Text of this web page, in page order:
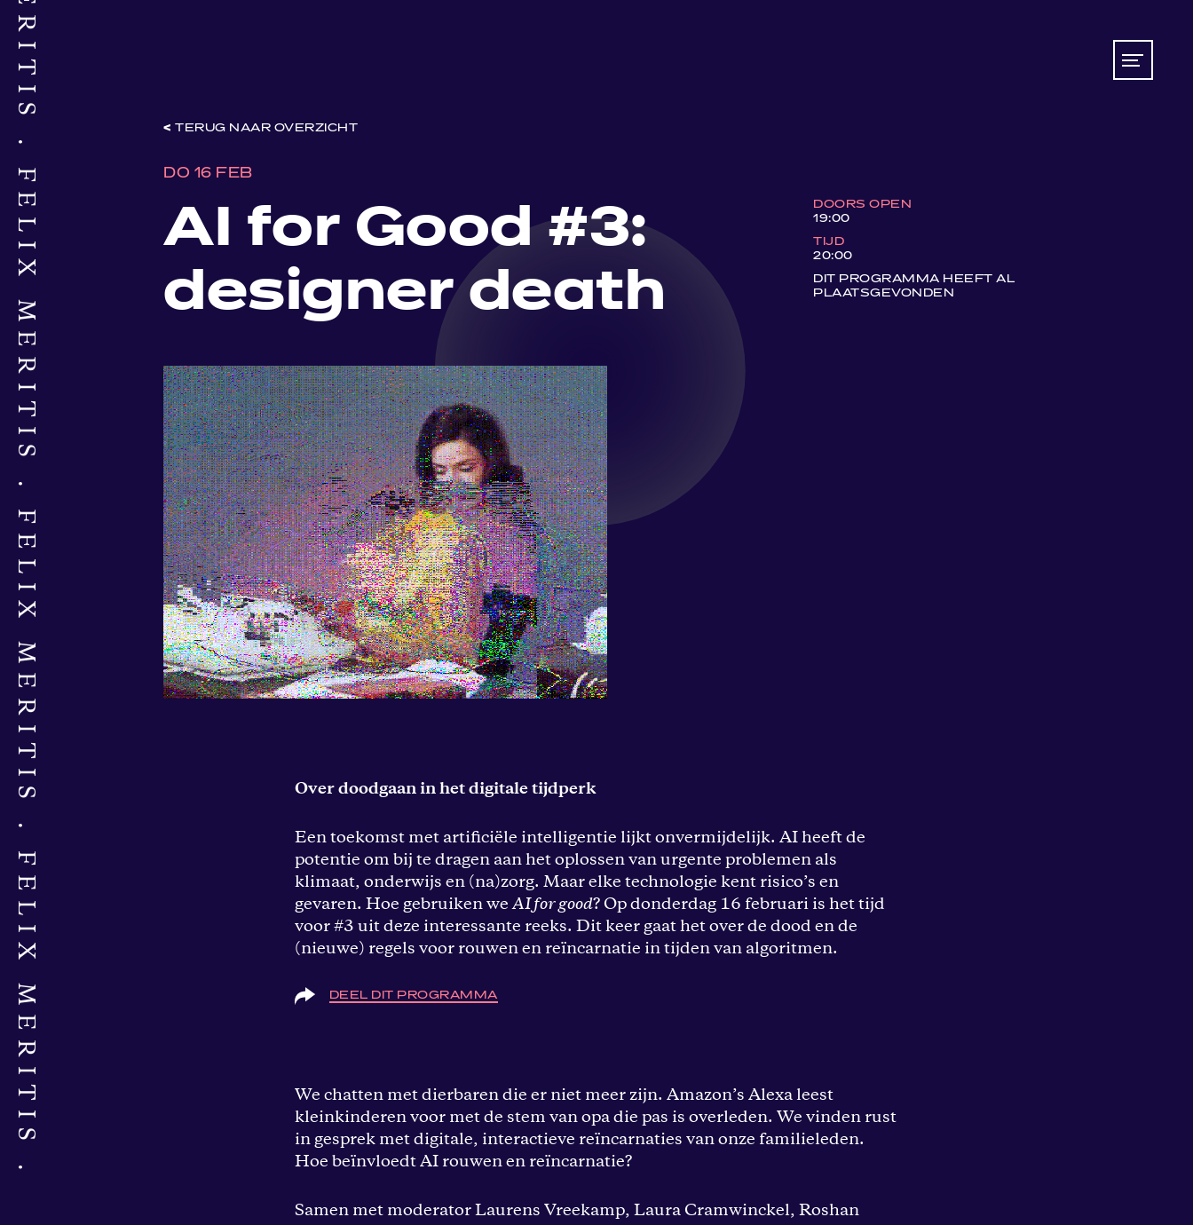
FELIX MERITIS
FELIX MERITIS
FELIX MERITIS
TERUG NAAR OVERZICHT
DO 16 FEB
AI for Good #3:
designer death
DOORS OPEN
19:00
TIJD
20:00
DIT PROGRAMMA HEEFT AL
PLAATSGEVONDEN
Over doodgaan in het digitale tijdperk
Een toekomst met artificiële intelligentie lijkt onvermijdelijk. AI heeft de
potentie om bij te dragen aan het oplossen van urgente problemen als
klimaat, onderwijs en (na)zorg. Maar elke technologie kent risico’s en
gevaren. Hoe gebruiken weAI for good? Op donderdag 16 februari is het tijd
voor #3 uit deze interessante reeks. Dit keer gaat het over de dood en de
(nieuwe) regels voor rouwen en reïncarnatie in tijden van algoritmen.
DEEL DIT PROGRAMMA
We chatten met dierbaren die er niet meer zijn. Amazon’s Alexa leest
kleinkinderen voor met de stem van opa die pas is overleden. We vinden rust
in gesprek met digitale, interactieve reïncarnaties van onze familieleden.
Hoe beïnvloedt AI rouwen en reïncarnatie?
Samen met moderator Laurens Vreekamp, Laura Cramwinckel, Roshan